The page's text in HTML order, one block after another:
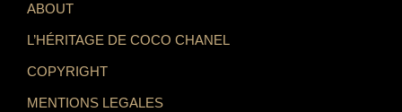
ABOUT
L’HÉRITAGE DE COCO CHANEL
COPYRIGHT
MENTIONS LEGALES